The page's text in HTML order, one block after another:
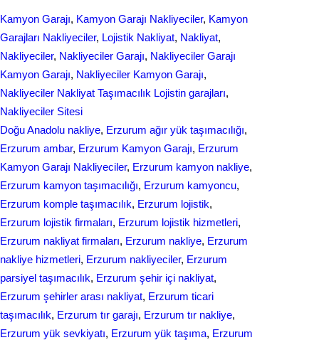
o
o
k
d
I
n
r
e
Kamyon Garajı, Kamyon Garajı Nakliyeciler, Kamyon
Garajları Nakliyeciler, Lojistik Nakliyat, Nakliyat
Nakliyeciler, Nakliyeciler Garajı, Nakliyeciler Garajı
Kamyon Garajı, Nakliyeciler Kamyon Garajı
Nakliyeciler Nakliyat Taşımacılık Lojistin garajları
Nakliyeciler Sitesi
Doğu Anadolu nakliye, Erzurum ağır yük taşımacılığı
Erzurum ambar, Erzurum Kamyon Garajı, Erzurum
Kamyon Garajı Nakliyeciler, Erzurum kamyon nakliye
Erzurum kamyon taşımacılığı, Erzurum kamyoncu
Erzurum komple taşımacılık, Erzurum lojistik
Erzurum lojistik firmaları, Erzurum lojistik hizmetleri
Erzurum nakliyat firmaları, Erzurum nakliye, Erzurum
nakliye hizmetleri, Erzurum nakliyeciler, Erzurum
parsiyel taşımacılık, Erzurum şehir içi nakliyat
Erzurum şehirler arası nakliyat, Erzurum ticari
taşımacılık, Erzurum tır garajı, Erzurum tır nakliye
Erzurum yük sevkiyatı, Erzurum yük taşıma, Erzurum